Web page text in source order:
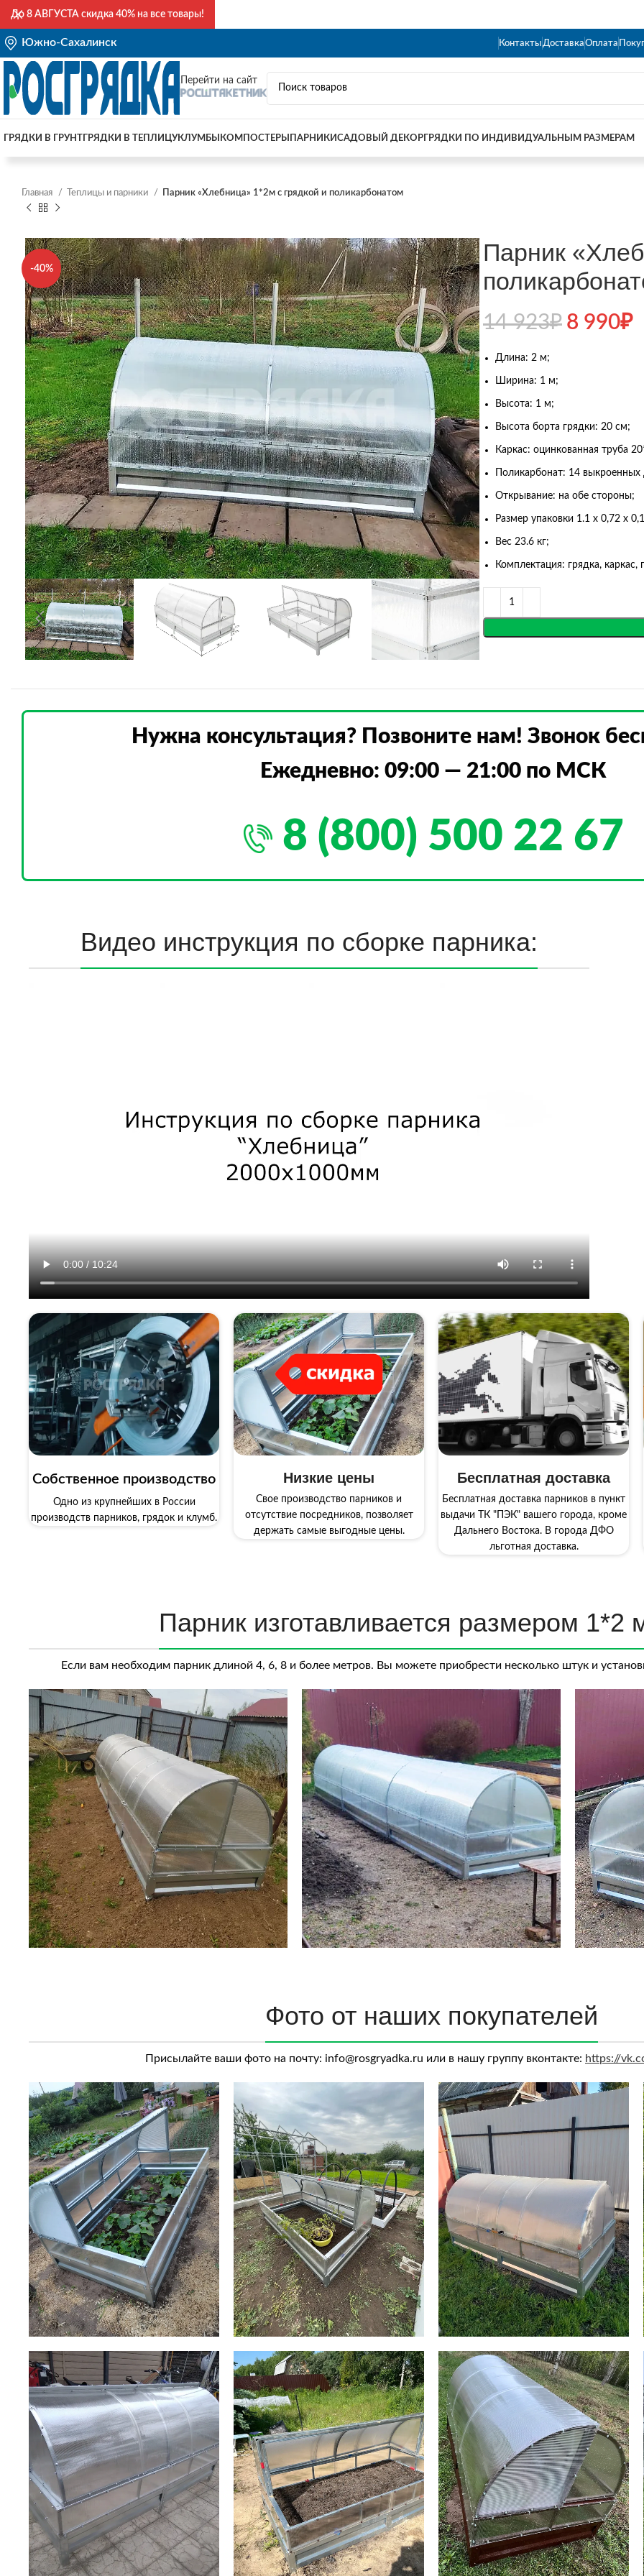
Южно-Сахалинск Контакты ДоставкаОплата
Перейти на сайт
ГРЯДКИ В ГРУНТ ГРЯДКИ В ТЕПЛИЦУКЛУМБЫ КОМПОСТЕРЫ ПАРНИКИСАДОВЫЙ ДЕКОР ГРЯДКИ ПО ИНДИВИДУАЛЬНЫМ РАЗМЕРАМ
Главная Теплицы и парники Парник «Хлебница» 1*2м с грядкой и поликарбонатом
-40%
Парник
14 923₽ 8 990₽
Длина: 2 м;
Ширина: 1 м;
Высота: 1 м;
Высота борта грядки: 20 см;
Каркас: оцинкованная труба
Поликарбонат: 14 выкроенных
Открывание: на обе стороны;
Размер упаковки 1.1 х 0,72 х
Вес 23.6 кг;
Комплектация: грядка,
Нужна консультация? Позвоните нам! Звонок
Ежедневно: 09:00 — 21:00 по МСК
8 (800) 500 22 67
Видео инструкция по сборке парника:
Собственное производство
Одно из крупнейших в России
производств парников, грядок и клумб.
Низкие цены
Свое производство парников и
отсутствие посредников, позволяет
держать самые выгодные цены.
Бесплатная доставка
Бесплатная доставка парников в пункт
выдачи ТК "ПЭК" вашего города, кроме
Дальнего Востока. В города ДФО
льготная доставка.
Парник изготавливается размером 1*2
Если вам необходим парник длиной 4, 6, 8 и более метров. Вы можете приобрести несколько штук и
Фото от наших покупателей
Присылайте ваши фото на почту: info@rosgryadka.ru или в нашу группу вконтакте: https://
До 8 АВГУСТА скидка 40% на все товары!